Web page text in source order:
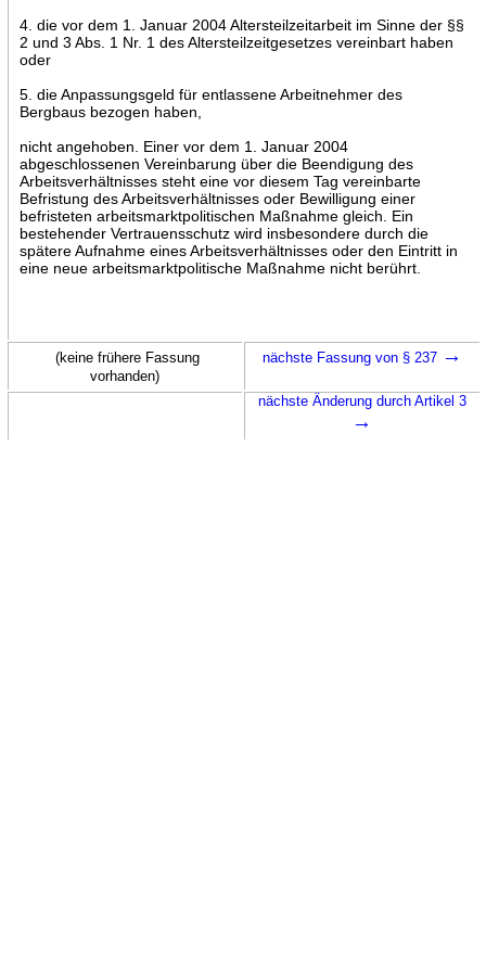
4. die vor dem 1. Januar 2004 Altersteilzeitarbeit im Sinne der §§
2 und 3 Abs. 1 Nr. 1 des Altersteilzeitgesetzes vereinbart haben
oder
5. die Anpassungsgeld für entlassene Arbeitnehmer des
Bergbaus bezogen haben,
nicht angehoben. Einer vor dem 1. Januar 2004
abgeschlossenen Vereinbarung über die Beendigung des
Arbeitsverhältnisses steht eine vor diesem Tag vereinbarte
Befristung des Arbeitsverhältnisses oder Bewilligung einer
befristeten arbeitsmarktpolitischen Maßnahme gleich. Ein
bestehender Vertrauensschutz wird insbesondere durch die
spätere Aufnahme eines Arbeitsverhältnisses oder den Eintritt in
eine neue arbeitsmarktpolitische Maßnahme nicht berührt.
(keine frühere Fassung
vorhanden)
nächste Fassung von § 237 →
nächste Änderung durch Artikel 3
→